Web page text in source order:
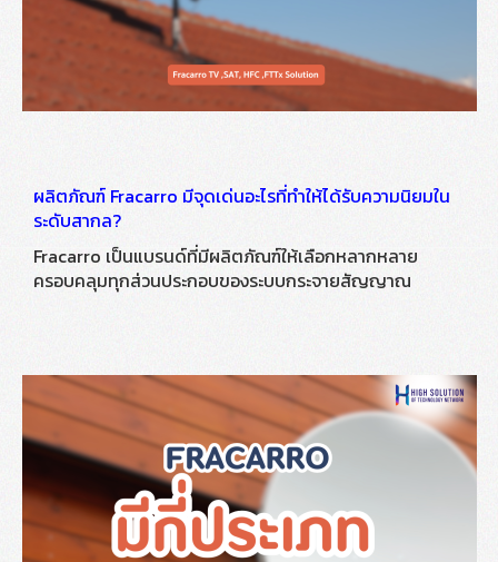
ผลิตภัณฑ์ Fracarro มีจุดเด่นอะไรที่ทำให้ได้รับความนิยมใน
ระดับสากล?
Fracarro เป็นแบรนด์ที่มีผลิตภัณฑ์ให้เลือกหลากหลาย
ครอบคลุมทุกส่วนประกอบของระบบกระจายสัญญาณ